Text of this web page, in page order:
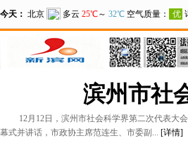
滨州市社
12月12日，滨州市社会科学界第二次代表大会
幕式并讲话，市政协主席范连生、市委副... [详情]